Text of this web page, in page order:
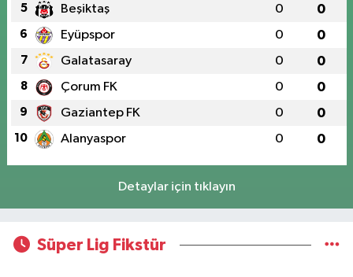
5 Beşiktaş 0 0
6 Eyüpspor 0 0
7 Galatasaray 0 0
8 Çorum FK 0 0
9 Gaziantep FK 0 0
10 Alanyaspor 0 0
Detaylar için tıklayın
Süper Lig Fikstür